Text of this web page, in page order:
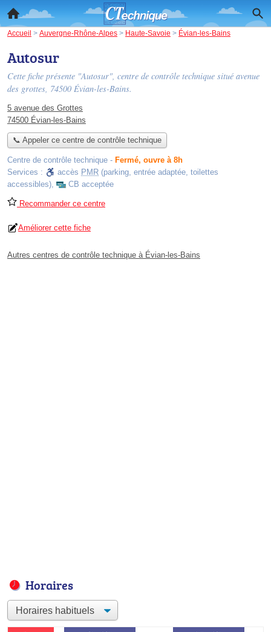
Accueil > Auvergne-Rhône-Alpes > Haute-Savoie > Évian-les-Bains
Autosur
Cette fiche présente "Autosur", centre de contrôle technique situé avenue
des grottes, 74500 Évian-les-Bains.
5 avenue des Grottes
74500 Évian-les-Bains
📞 Appeler ce centre de contrôle technique
Centre de contrôle technique - Fermé, ouvre à 8h
Services :
accès PMR (parking, entrée adaptée, toilettes
accessibles), CB acceptée
Recommander ce centre
Améliorer cette fiche
Autres centres de contrôle technique à Évian-les-Bains
Horaires